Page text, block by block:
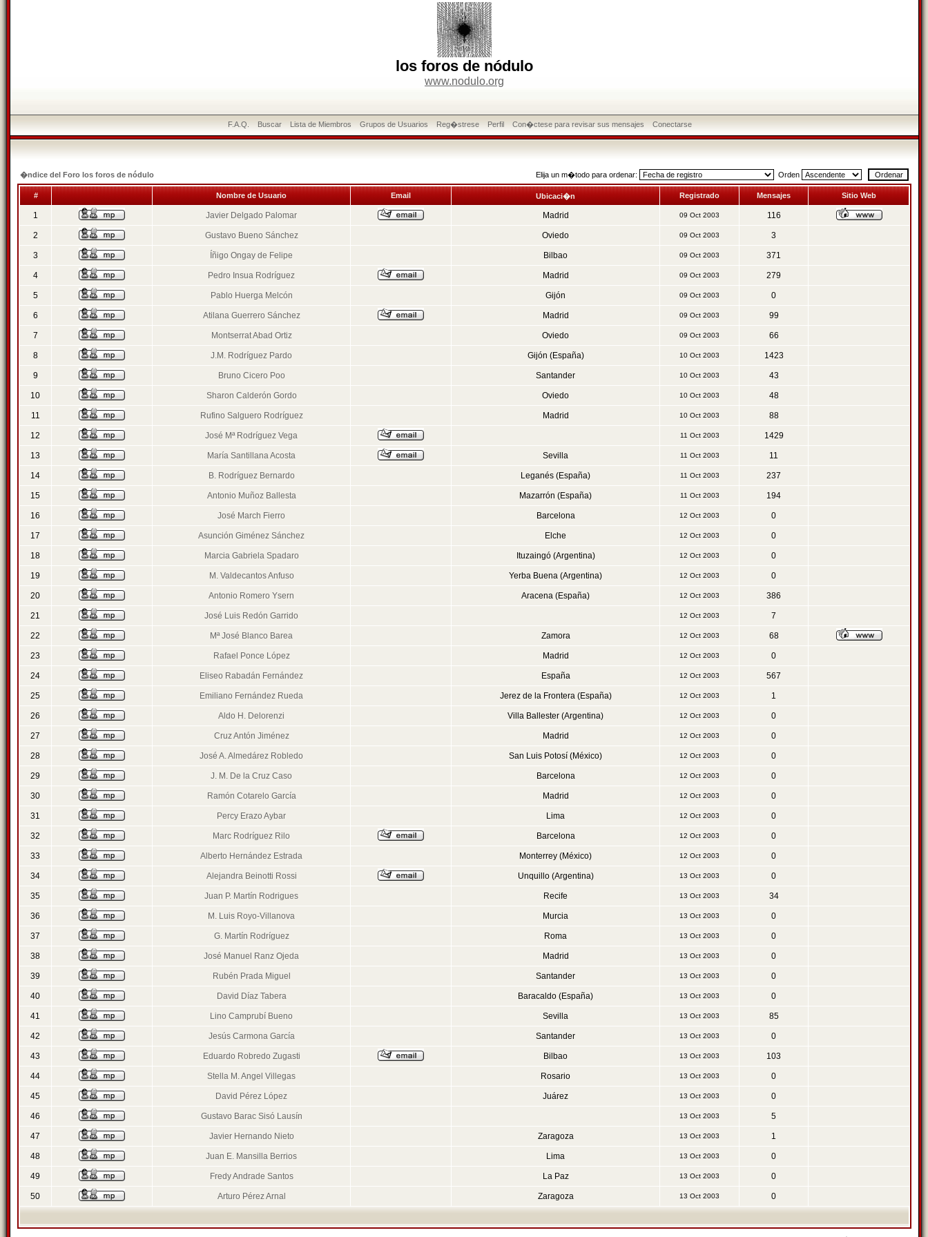
los foros de nódulo
www.nodulo.org
F.A.Q. Buscar Lista de Miembros Grupos de Usuarios Reg�strese Perfil Con�ctese para revisar sus mensajes Conectarse
�ndice del Foro los foros de nódulo Elija un m�todo para ordenar: Orden
# Nombre de Usuario Email Ubicaci�n Registrado Mensajes Sitio Web
1 Javier Delgado Palomar Madrid 09 Oct 2003 116
2 Gustavo Bueno Sánchez Oviedo 09 Oct 2003 3
3 Íñigo Ongay de Felipe Bilbao 09 Oct 2003 371
4 Pedro Insua Rodríguez Madrid 09 Oct 2003 279
5 Pablo Huerga Melcón Gijón 09 Oct 2003 0
6 Atilana Guerrero Sánchez Madrid 09 Oct 2003 99
7 Montserrat Abad Ortiz Oviedo 09 Oct 2003 66
8 J.M. Rodríguez Pardo Gijón (España) 10 Oct 2003 1423
9 Bruno Cicero Poo Santander 10 Oct 2003 43
10 Sharon Calderón Gordo Oviedo 10 Oct 2003 48
11 Rufino Salguero Rodríguez Madrid 10 Oct 2003 88
12 José Mª Rodríguez Vega 11 Oct 2003 1429
13 María Santillana Acosta Sevilla 11 Oct 2003 11
14 B. Rodríguez Bernardo Leganés (España) 11 Oct 2003 237
15 Antonio Muñoz Ballesta Mazarrón (España) 11 Oct 2003 194
16 José March Fierro Barcelona 12 Oct 2003 0
17 Asunción Giménez Sánchez Elche 12 Oct 2003 0
18 Marcia Gabriela Spadaro Ituzaingó (Argentina) 12 Oct 2003 0
19 M. Valdecantos Anfuso Yerba Buena (Argentina) 12 Oct 2003 0
20 Antonio Romero Ysern Aracena (España) 12 Oct 2003 386
21 José Luis Redón Garrido 12 Oct 2003 7
22 Mª José Blanco Barea Zamora 12 Oct 2003 68
23 Rafael Ponce López Madrid 12 Oct 2003 0
24 Eliseo Rabadán Fernández España 12 Oct 2003 567
25 Emiliano Fernández Rueda Jerez de la Frontera (España) 12 Oct 2003 1
26 Aldo H. Delorenzi Villa Ballester (Argentina) 12 Oct 2003 0
27 Cruz Antón Jiménez Madrid 12 Oct 2003 0
28 José A. Almedárez Robledo San Luis Potosí (México) 12 Oct 2003 0
29 J. M. De la Cruz Caso Barcelona 12 Oct 2003 0
30 Ramón Cotarelo García Madrid 12 Oct 2003 0
31 Percy Erazo Aybar Lima 12 Oct 2003 0
32 Marc Rodríguez Rilo Barcelona 12 Oct 2003 0
33 Alberto Hernández Estrada Monterrey (México) 12 Oct 2003 0
34 Alejandra Beinotti Rossi Unquillo (Argentina) 13 Oct 2003 0
35 Juan P. Martín Rodrigues Recife 13 Oct 2003 34
36 M. Luis Royo-Villanova Murcia 13 Oct 2003 0
37 G. Martín Rodríguez Roma 13 Oct 2003 0
38 José Manuel Ranz Ojeda Madrid 13 Oct 2003 0
39 Rubén Prada Miguel Santander 13 Oct 2003 0
40 David Díaz Tabera Baracaldo (España) 13 Oct 2003 0
41 Lino Camprubí Bueno Sevilla 13 Oct 2003 85
42 Jesús Carmona García Santander 13 Oct 2003 0
43 Eduardo Robredo Zugasti Bilbao 13 Oct 2003 103
44 Stella M. Angel Villegas Rosario 13 Oct 2003 0
45 David Pérez López Juárez 13 Oct 2003 0
46 Gustavo Barac Sisó Lausín 13 Oct 2003 5
47 Javier Hernando Nieto Zaragoza 13 Oct 2003 1
48 Juan E. Mansilla Berrios Lima 13 Oct 2003 0
49 Fredy Andrade Santos La Paz 13 Oct 2003 0
50 Arturo Pérez Arnal Zaragoza 13 Oct 2003 0